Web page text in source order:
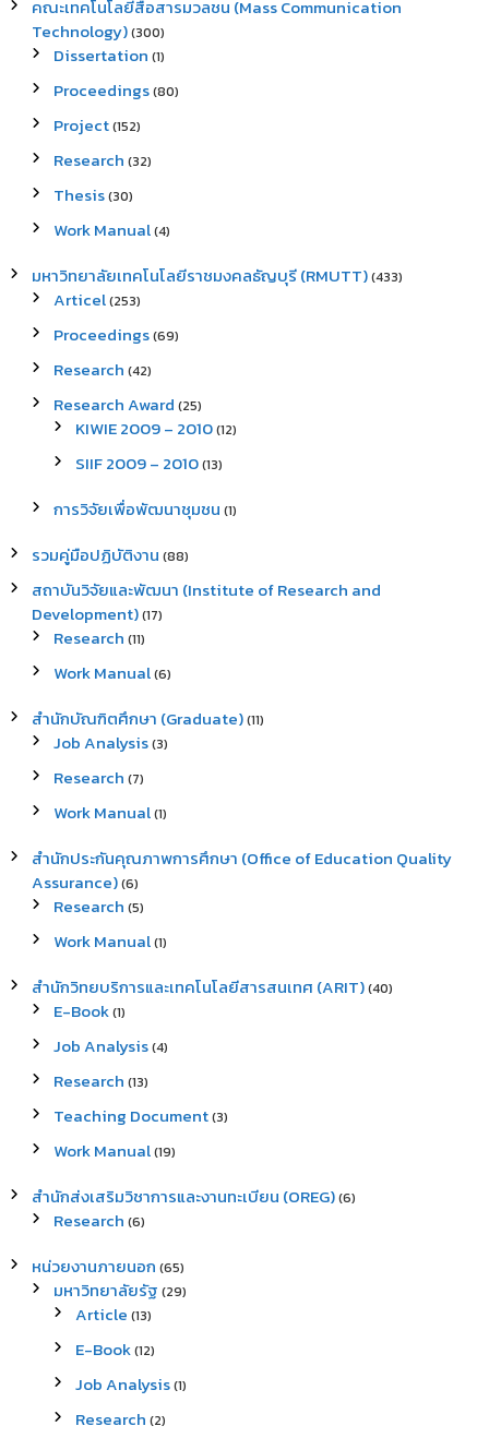
คณะเทคโนโลยีสื่อสารมวลชน (Mass Communication
Technology)(300)
Dissertation (1)
Proceedings(80)
Project(152)
Research (32)
Thesis(30)
Work Manual(4)
มหาวิทยาลัยเทคโนโลยีราชมงคลธัญบุรี (RMUTT)(433)
Articel(253)
Proceedings(69)
Research (42)
Research Award (25)
KIWIE 2009 – 2010(12)
SIIF 2009 – 2010(13)
การวิจัยเพื่อพัฒนาชุมชน (1)
รวมคู่มือปฏิบัติงาน (88)
สถาบันวิจัยและพัฒนา (Institute of Research and
Development)(17)
Research (11)
Work Manual(6)
สำนักบัณฑิตศึกษา (Graduate)(11)
Job Analysis(3)
Research (7)
Work Manual(1)
สำนักประกันคุณภาพการศึกษา (Office of Education Quality
Assurance)(6)
Research (5)
Work Manual(1)
สำนักวิทยบริการและเทคโนโลยีสารสนเทศ (ARIT)(40)
E-Book(1)
Job Analysis(4)
Research (13)
Teaching Document(3)
Work Manual(19)
สำนักส่งเสริมวิชาการและงานทะเบียน (OREG)(6)
Research (6)
หน่วยงานภายนอก (65)
มหาวิทยาลัยรัฐ (29)
Article (13)
E-Book(12)
Job Analysis(1)
Research (2)